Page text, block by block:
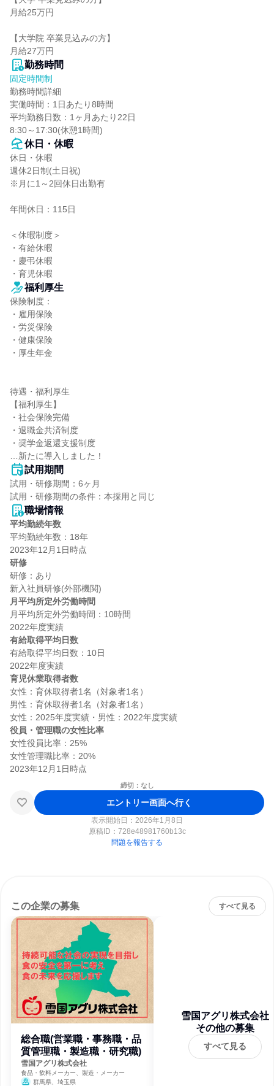
月給25万円
【大学院 卒業見込みの方】
月給27万円
勤務時間
固定時間制
勤務時間詳細
実働時間：1日あたり8時間
平均勤務日数：1ヶ月あたり22日
8:30～17:30(休憩1時間)
休日・休暇
休日・休暇
週休2日制(土日祝)
※月に1～2回休日出勤有
年間休日：115日
＜休暇制度＞
・有給休暇
・慶弔休暇
・育児休暇
福利厚生
保険制度：
・雇用保険
・労災保険
・健康保険
・厚生年金
待遇・福利厚生
【福利厚生】
・社会保険完備
・退職金共済制度
・奨学金返還支援制度
…新たに導入しました！
試用期間
試用・研修期間：6ヶ月
職場情報
平均勤続年数
平均勤続年数：18年
研修
研修：あり
月平均所定外労働時間
月平均所定外労働時間：10時間
有給取得平均日数
有給取得平均日数：10日
育児休業取得者数
女性：育休取得者1名（対象者1名）
男性：育休取得者1名（対象者1名）
役員・管理職の女性比率
女性役員比率：25%
女性管理職比率：20%
締切：なし
エントリー画面へ行く
表示開始日：2026年1月8日
原稿ID： 728e48981760b13c
問題を報告する
この企業の募集 すべて見る
総合職(営業職・事務職・品
質管理職・製造職・研究職)
雪国アグリ株式会社
食品・飲料メーカー、製造・メーカー
群馬県、埼玉県
雪国アグリ株式会社
その他の募集
すべて見る